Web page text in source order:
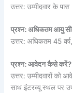
उत्तर: उम्मीदवार के
प्रश्न: अधिकतम आयु
उत्तर: अधिकतम 45 वर्ष,
प्रश्न: आवेदन कैसे करें?
उत्तर: उम्मीदवारों को
साथ इंटरव्यू स्थल पर